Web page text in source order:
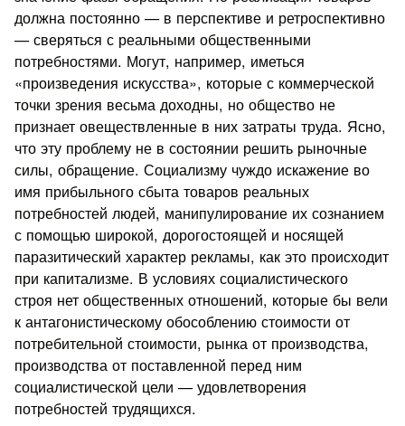
должна постоянно — в перспективе и ретроспективно
— сверяться с реальными общественными
потребностями. Могут, например, иметься
«произведения искусства», которые с коммерческой
точки зрения весьма доходны, но общество не
признает овеществленные в них затраты труда. Ясно,
что эту проблему не в состоянии решить рыночные
силы, обращение. Социализму чуждо искажение во
имя прибыльного сбыта товаров реальных
потребностей людей, манипулирование их сознанием
с помощью широкой, дорогостоящей и носящей
паразитический характер рекламы, как это происходит
при капитализме. В условиях социалистического
строя нет общественных отношений, которые бы вели
к антагонистическому обособлению стоимости от
потребительной стоимости, рынка от производства,
производства от поставленной перед ним
социалистической цели — удовлетворения
потребностей трудящихся.